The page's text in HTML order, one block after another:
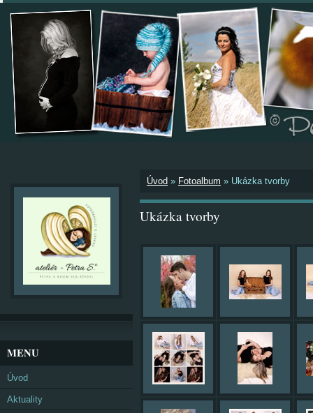
Úvod » Fotoalbum » Ukázka tvorby
Ukázka tvorby
MENU
Úvod
Aktuality